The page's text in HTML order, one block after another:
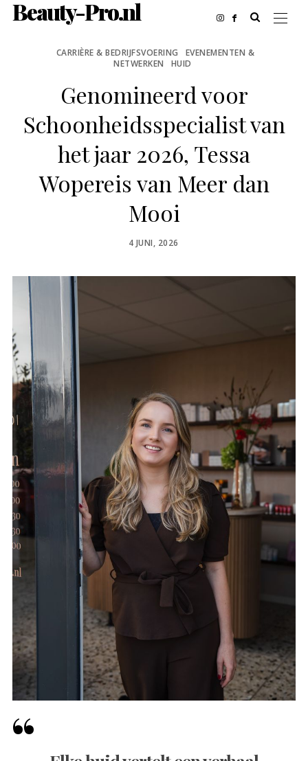
Beauty-Pro.nl
CARRIÈRE & BEDRIJFSVOERING
EVENEMENTEN &
NETWERKEN
HUID
Genomineerd voor
Schoonheidsspecialist van
het jaar 2026, Tessa
Wopereis van Meer dan
Mooi
POSTED
4 JUNI, 2026